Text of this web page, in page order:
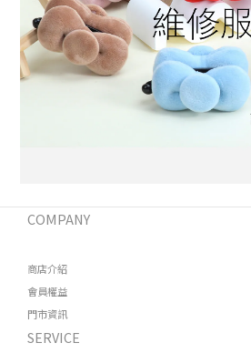
COMPANY
商店介紹
會員權益
門市資訊
SERVICE